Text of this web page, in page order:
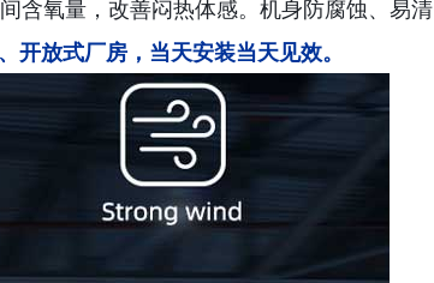
含氧量，改善闷热体感。机身防腐蚀、易清
放式厂房，当天安装当天见效。